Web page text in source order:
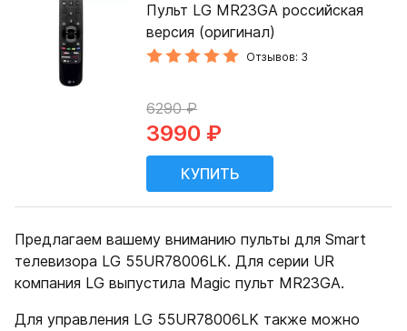
Предлагаем вашему вниманию пульты для Smart
телевизора LG 55UR78006LK. Для серии UR
компания LG выпустила Magic пульт MR23GA.
Для управления LG 55UR78006LK также можно
Пульт LG MR23GA российская
версия (оригинал)
Отзывов: 3
6290 ₽
3990 ₽